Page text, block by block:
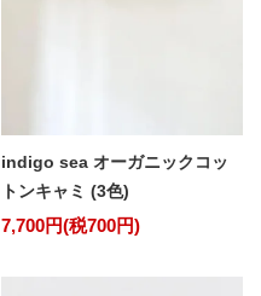
indigo sea オーガニックコッ
トンキャミ (3色)
7,700円(税700円)